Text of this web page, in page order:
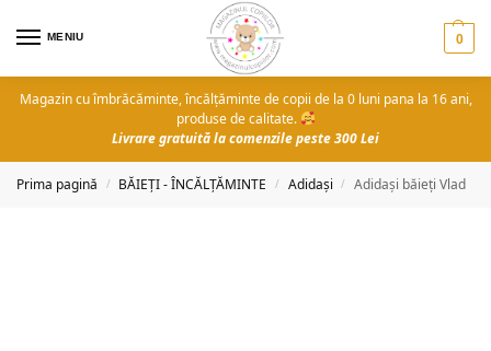
MENIU 0
Magazin cu îmbrăcăminte, încălțăminte de copii de la 0 luni pana la 16 ani,
produse de calitate.
Livrare gratuită la comenzile peste 300 Lei
Prima pagină / BĂIEȚI - ÎNCĂLȚĂMINTE / Adidași / Adidași băieți Vlad